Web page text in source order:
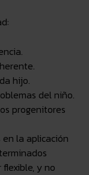
hijo.
del niño.
progenitores
la aplicación
y no